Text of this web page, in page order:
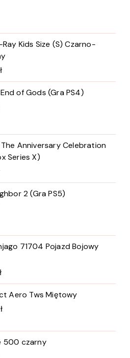
Kids Size (S) Czarno-
of Gods (Gra PS4)
Anniversary Celebration
Series X)
2 (Gra PS5)
71704 Pojazd Bojowy
Aero Tws Miętowy
500 czarny